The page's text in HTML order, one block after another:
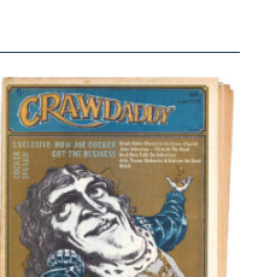
Crawdaddy – June/11/72